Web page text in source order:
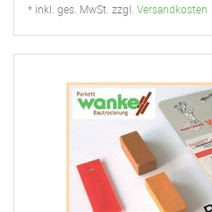
* inkl. ges. MwSt. zzgl. Versandkosten